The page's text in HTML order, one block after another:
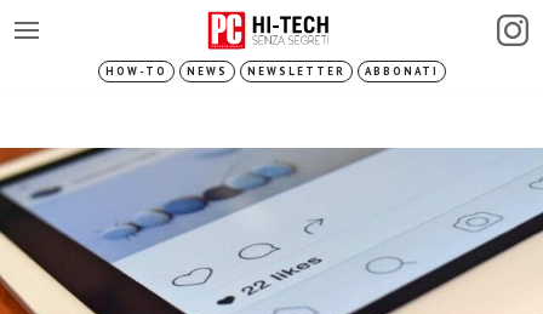
HOW-TO NEWS NEWSLETTER ABBONATI